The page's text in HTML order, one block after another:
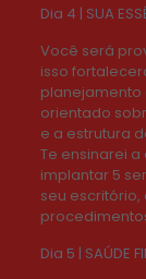
Dia 4 | SUA
Você será
isso
planejamento
orientado
e a estrutura
Te ensinarei a
implantar 5
seu
Dia 5 | SAÚDE